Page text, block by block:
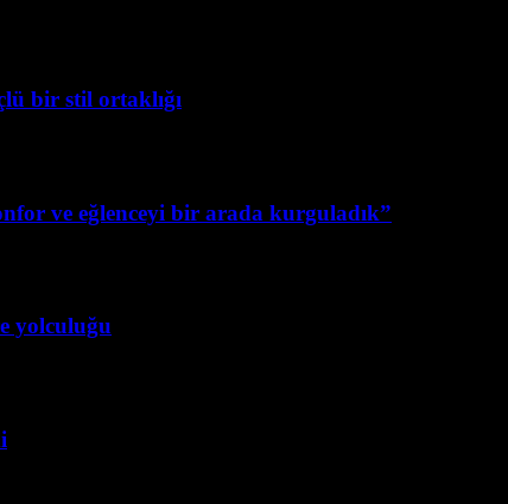
bir stil ortaklığı
ve eğlenceyi bir arada kurguladık”
yolculuğu